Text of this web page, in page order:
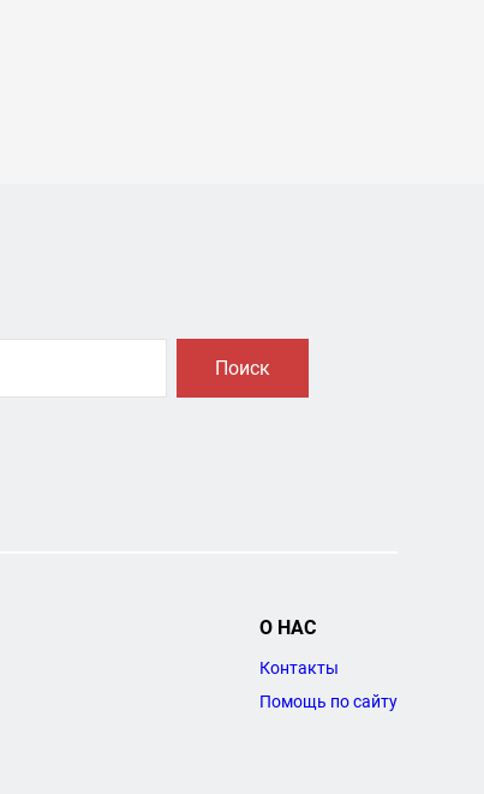
Поиск
О НАС
Контакты
Помощь по сайту